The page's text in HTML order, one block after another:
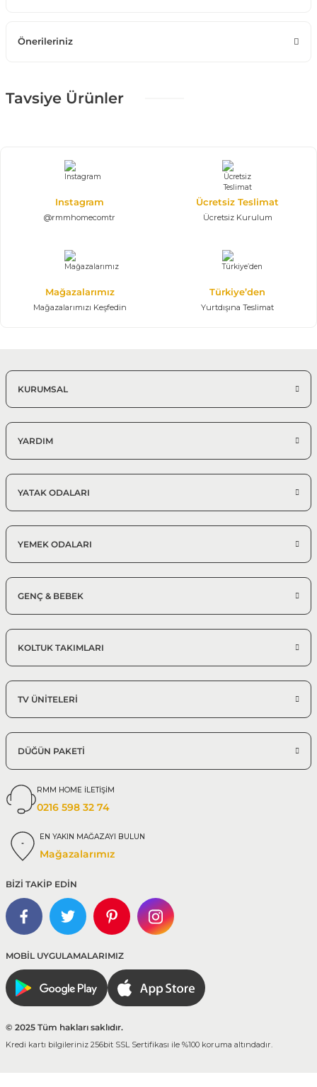
Önerileriniz
Tavsiye Ürünler
215.350,00 TL
Konsol, Ayna, Masa, 6 Sandalye
Konsol, Ayna, Masa, 6 Sandalye
Modern Yemek Odası
Instagram
@rmmhomecomtr
Ücretsiz Teslimat
Ücretsiz Kurulum
Mağazalarımız
Mağazalarımızı Keşfedin
Türkiye’den
Yurtdışına Teslimat
KURUMSAL
YARDIM
YATAK ODALARI
YEMEK ODALARI
GENÇ & BEBEK
KOLTUK TAKIMLARI
TV ÜNİTELERİ
DÜĞÜN PAKETİ
RMM HOME İLETİŞİM
0216 598 32 74
EN YAKIN MAĞAZAYI BULUN
Mağazalarımız
BİZİ TAKİP EDİN
MOBİL UYGULAMALARIMIZ
© 2025 Tüm hakları saklıdır.
Kredi kartı bilgileriniz 256bit SSL Sertifikası ile %100 koruma altındadır.